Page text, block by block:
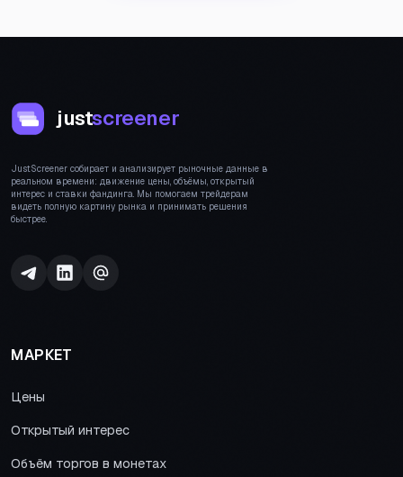
justscreener
JustScreener собирает и анализирует рыночные данные в
реальном времени: движение цены, объёмы, открытый
интерес и ставки фандинга. Мы помогаем трейдерам
видеть полную картину рынка и принимать решения
быстрее.
МАРКЕТ
Цены
Открытый интерес
Объём торгов в монетах